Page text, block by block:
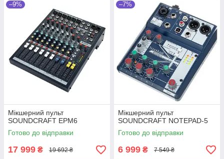
–9%
Мікшерний пульт
SOUNDCRAFT EPM6
Готово до відправки
17 999 ₴ 19 692 ₴
–7%
Мікшерний пульт
SOUNDCRAFT NOTEPAD-5
Готово до відправки
6 999 ₴ 7 549 ₴